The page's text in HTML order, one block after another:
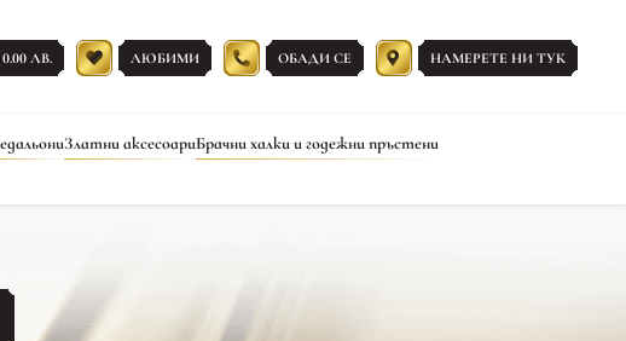
0.00 ЛВ. ЛЮБИМИ ОБАДИ СЕ НАМЕРЕТЕ НИ ТУК
Златни аксесоариБрачни халки и годежни пръстени